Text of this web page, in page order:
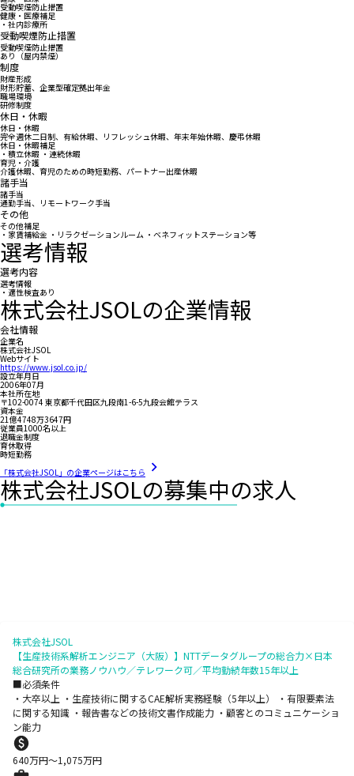
受動喫煙防止措置
健康・医療補足
・社内診療所
受動喫煙防止措置
受動喫煙防止措置
あり（屋内禁煙）
制度
財産形成
財形貯蓄、企業型確定拠出年金
職場環境
研修制度
休日・休暇
休日・休暇
完全週休二日制、有給休暇、リフレッシュ休暇、年末年始休暇、慶弔休暇
休日・休暇補足
・積立休暇 ・連続休暇
育児・介護
介護休暇、育児のための時短勤務、パートナー出産休暇
諸手当
諸手当
通勤手当、リモートワーク手当
その他
その他補足
・家賃補給金 ・リラクゼーションルーム ・ベネフィットステーション等
選考情報
選考内容
選考情報
・適性検査あり
株式会社JSOLの企業情報
会社情報
企業名
株式会社JSOL
Webサイト
https://www.jsol.co.jp/
設立年月日
2006年07月
本社所在地
〒102-0074 東京都千代田区九段南1-6-5九段会館テラス
資本金
21億4748万3647円
従業員1000名以上
退職金制度
育休取得
時短勤務
「株式会社JSOL」の企業ページはこちら
株式会社JSOLの募集中の求人
株式会社JSOL
【生産技術系解析エンジニア（大阪）】NTTデータグループの総合力×日本
総合研究所の業務ノウハウ／テレワーク可／平均勤続年数15年以上
■必須条件
・大卒以上 ・生産技術に関するCAE解析実務経験（5年以上） ・有限要素法
に関する知識 ・報告書などの技術文書作成能力 ・顧客とのコミュニケーショ
ン能力
640万円〜1,075万円